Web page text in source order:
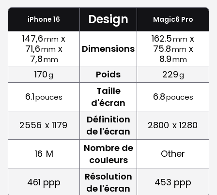
iPhone 16 Design Magic6 Pro
147,6mm x
71,6mm x
7,8mm
Dimensions
162.5mm x
75.8mm x
8.9mm
170g Poids 229g
6.1pouces
Taille
d'écran
6.8pouces
2556 x 1179
Définition
de l'écran
2800 x 1280
16 M
Nombre de
couleurs
Other
461 ppp
Résolution
de l'écran
453 ppp